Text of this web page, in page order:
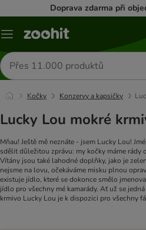
Doprava zdarma při
Menu
Hledat
produkty
Kočky Konzervy a kapsičky
Lucky Lou mokré
Mňau! Ještě mě neznáte - jsem Lucky Lou!
sdělit důležitou zprávu: my kočky máme rády
Vítány jsou také lahodné doplňky, jako je
nejsme na lovu, očekáváme misku plnou
existuje jídlo, které se dokonce smělo
jídlo pro všechny mé kamarády. Ať už se
krmivo Lucky Lou je k dispozici pro všechny